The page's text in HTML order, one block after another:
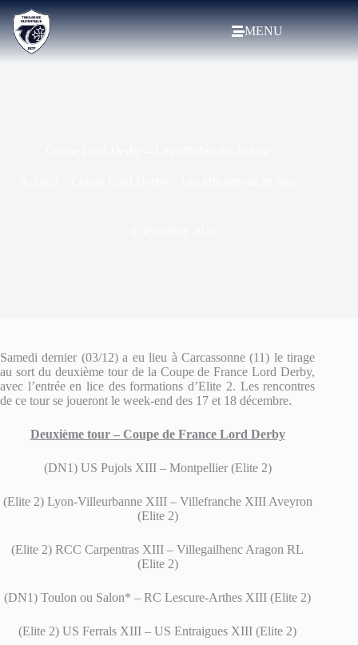
MENU
Samedi dernier (03/12) a eu lieu à Carcassonne (11) le tirage
au sort du deuxième tour de la Coupe de France Lord Derby,
avec l’entrée en lice des formations d’Elite 2. Les rencontres
de ce tour se joueront le week-end des 17 et 18 décembre.
Deuxième tour – Coupe de France Lord Derby
(DN1) US Pujols XIII – Montpellier (Elite 2)
(Elite 2) Lyon-Villeurbanne XIII – Villefranche XIII Aveyron
(Elite 2)
(Elite 2) RCC Carpentras XIII – Villegailhenc Aragon RL
(Elite 2)
(DN1) Toulon ou Salon* – RC Lescure-Arthes XIII (Elite 2)
(Elite 2) US Ferrals XIII – US Entraigues XIII (Elite 2)